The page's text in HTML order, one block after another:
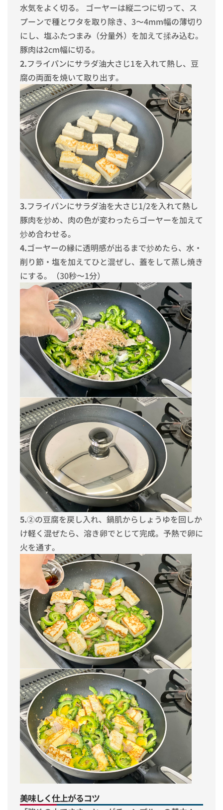
水気をよく切る。 ゴーヤーは縦二つに切って、ス
プーンで種とワタを取り除き、3〜4mm幅の薄切り
にし、塩ふたつまみ（分量外）を加えて揉み込む。
豚肉は2cm幅に切る。
2.フライパンにサラダ油大さじ1を入れて熱し、豆
腐の両面を焼いて取り出す。
3.フライパンにサラダ油を大さじ1/2を入れて熱し
豚肉を炒め、肉の色が変わったらゴーヤーを加えて
炒め合わせる。
4.ゴーヤーの縁に透明感が出るまで炒めたら、水・
削り節・塩を加えてひと混ぜし、蓋をして蒸し焼き
にする。（30秒〜1分）
5.②の豆腐を戻し入れ、鍋肌からしょうゆを回しか
け軽く混ぜたら、溶き卵でとじて完成。予熱で卵に
火を通す。
美味しく仕上がるコツ